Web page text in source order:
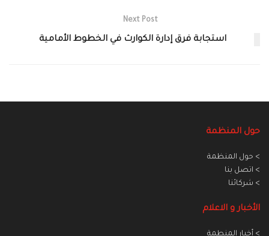
Next Post
استجابة فرق إدارة الكوارث في الخطوط الأمامية
حول المنظمة
> حول المنظمة
> اتصل بنا
> شركائنا
الأخبار و الاعلام